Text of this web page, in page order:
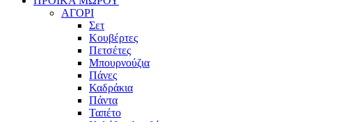
ΑΓΟΡΙ
Σετ
Κουβέρτες
Πετσέτες
Μπουρνούζια
Πάνες
Καδράκια
Πάντα
Ταπέτο